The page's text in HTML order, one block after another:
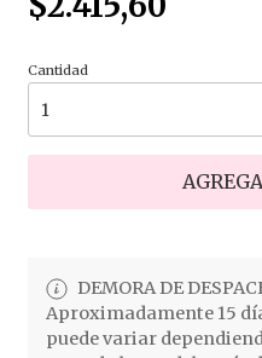
Cantidad
DEMORA DE
Aproximadamente 15
puede variar